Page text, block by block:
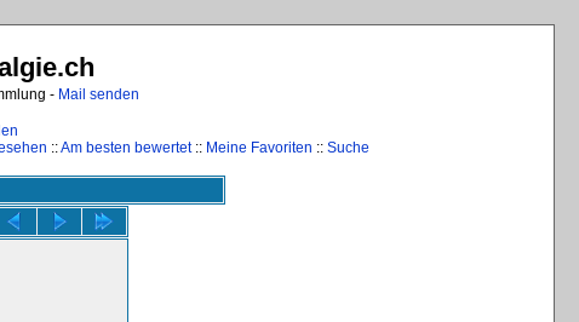
- Mail senden
::Am besten bewertet:: Meine Favoriten :: Suche